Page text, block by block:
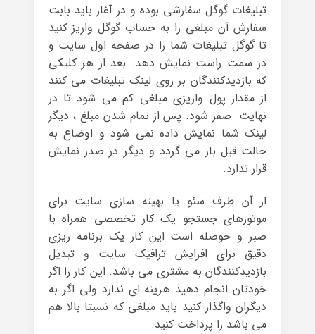
تبلیغات گوگل سفارشی بوده و در آغاز باید بابت
سفارش آن مبلغی را به حساب گوگل واریز کنید
تا گوگل تبلیغات شما را در صفحه اول سایت و
در سمت راست نمایش دهد. بعد از هر کلیکی
که بازدیدکنندگان بر روی لینک تبلیغات می کنند
از مقدار پول واریزی مبلغی کم می شود تا در
نهایت صفر شود. پس از تمام شدن مبلغ ، دیگر
لینک شما نمایش داده نمی شود و اوضاع به
حالت قبل باز می گردد و دیگر در صدر نمایش
قرار ندارد.
از آن طرف سئو یا بهینه سازی سایت برای
موتورهای جستجو یک کار تخصصی همراه با
صبر و حوصله است این کار یک برنامه ریزی
دقیق برای افزایش ترافیک سایت و تبدیل
بازدیدکنندگان به مشتری می باشد. این کار را اگر
خودتان انجام دهید هزینه ای ندارد ولی اگر به
دیگران واگذار کنید باید مبلغی که نسبتا بالا هم
می باشد را پرداخت کنید.